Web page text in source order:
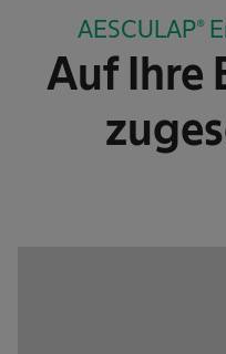
AESCULAP®
Auf Ihre